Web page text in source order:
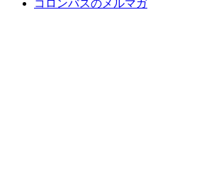
コロンバスのメルマガ